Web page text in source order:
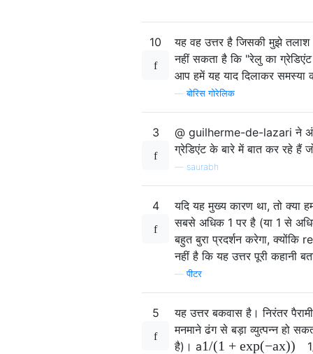
10
यह वह उत्तर है जिसकी मुझे
नहीं सकता है कि "रेलु का
आप हमें यह याद दिलाकर समस्या
—बोरिस गोरेलिक
3
@ guilherme-de-lazari ने
ग्रेडिएंट के बारे में बात कर रहे हैं
saurabh
4
यदि यह मुख्य कारण था, तो क्या
सबसे अधिक 1 पर है (या 1 से
बहुत बुरा प्रदर्शन करेगा,
नहीं है कि यह उत्तर पूरी कहानी
—पीटर
5
यह उत्तर बकवास है। निरंतर
मनमाने ढंग से बड़ा व्युत्पन्न हो
है)। a1/(1 + exp(−ax)) 1